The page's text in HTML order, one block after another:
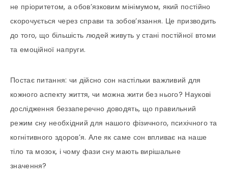
не пріоритетом, а обов’язковим мінімумом, який постійно
скорочується через справи та зобов’язання. Це призводить
до того, що більшість людей живуть у стані постійної втоми
та емоційної напруги.
Постає питання: чи дійсно сон настільки важливий для
кожного аспекту життя, чи можна жити без нього? Наукові
дослідження беззаперечно доводять, що правильний
режим сну необхідний для нашого фізичного, психічного та
когнітивного здоров’я. Але як саме сон впливає на наше
тіло та мозок, і чому фази сну мають вирішальне
значення?